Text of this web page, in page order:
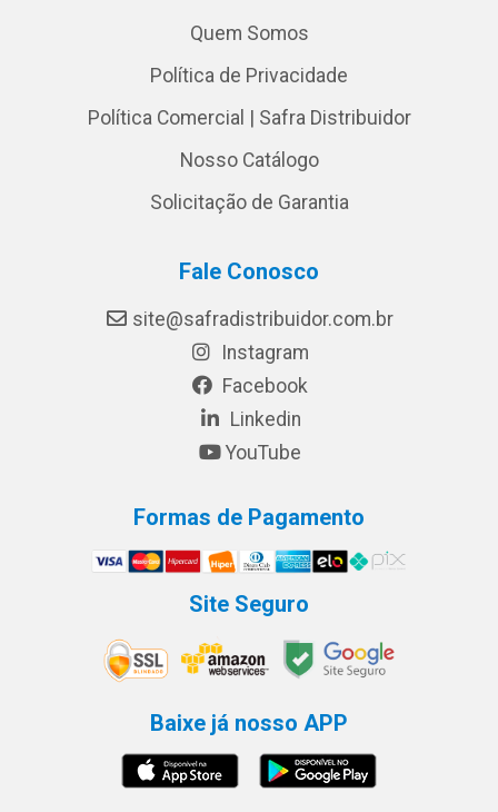
Quem Somos
Política de Privacidade
Política Comercial | Safra Distribuidor
Nosso Catálogo
Solicitação de Garantia
Fale Conosco
site@safradistribuidor.com.br
Instagram
Facebook
Linkedin
YouTube
Formas de Pagamento
Site Seguro
Baixe já nosso APP